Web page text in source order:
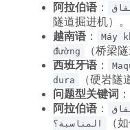
阿拉伯语：
隧道掘进机）。
越南语：
Máy
đường
（桥梁
西班牙语：
dura
（硬岩隧
问题型关键词 ：
阿拉伯语：
المناسبة؟
（